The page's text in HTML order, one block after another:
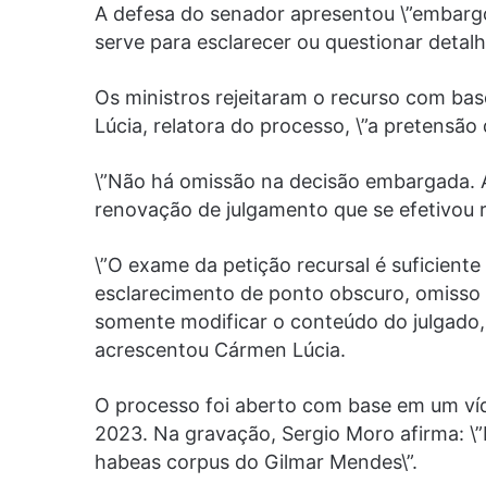
A defesa do senador apresentou
serve para esclarecer ou questionar
Os ministros rejeitaram o recurso com
Lúcia, relatora do processo, \”a
\”Não há omissão na decisão
renovação de julgamento que se efetivou
\”O exame da petição recursal é
esclarecimento de ponto obscuro,
somente modificar o conteúdo do
acrescentou Cármen Lúcia.
O processo foi aberto com base em um
2023. Na gravação, Sergio Moro afirma:
habeas corpus do Gilmar Mendes\”.